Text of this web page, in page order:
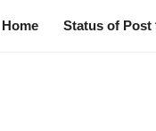
Home Status of Post